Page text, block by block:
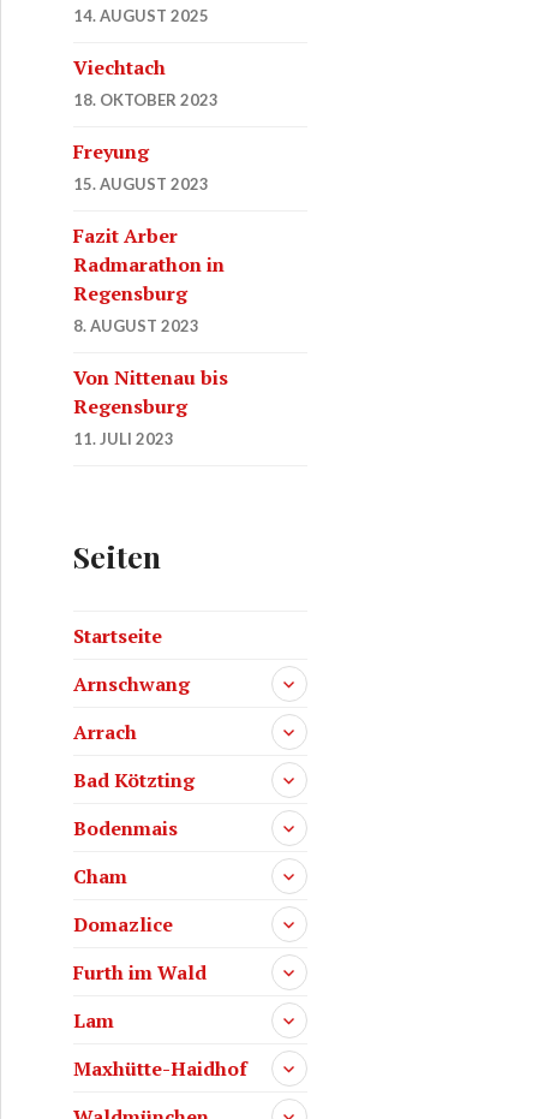
14. AUGUST 2025
Viechtach
18. OKTOBER 2023
Freyung
15. AUGUST 2023
Fazit Arber
Radmarathon in
Regensburg
8. AUGUST 2023
Von Nittenau bis
Regensburg
11. JULI 2023
Seiten
Startseite
Arnschwang
Arrach
Bad Kötzting
Bodenmais
Cham
Domazlice
Furth im Wald
Lam
Maxhütte-Haidhof